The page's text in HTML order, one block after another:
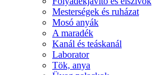
Mesterségek és ruházat
Mosó anyák
A maradék
Kanál és teáskanál
Laborator
Tök, anya